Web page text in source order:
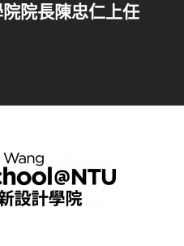
院長陳忠仁上任